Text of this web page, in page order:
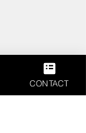
CONTACT